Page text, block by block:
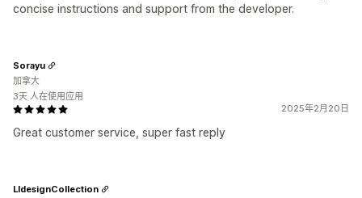
concise instructions and support from the developer.
2025年2月20日
Great customer service, super fast reply
Sorayu
加拿大
3天 人在使用应用
LldesignCollection